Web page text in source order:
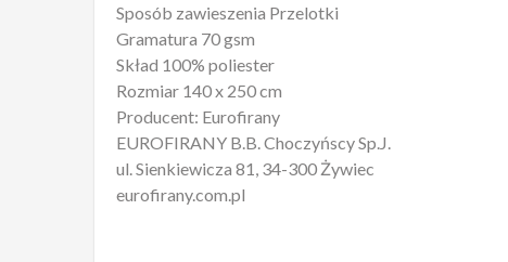
Sposób zawieszenia Przelotki
Gramatura 70 gsm
Skład 100% poliester
Rozmiar 140 x 250 cm
Producent: Eurofirany
EUROFIRANY B.B. Choczyńscy Sp.J.
ul. Sienkiewicza 81, 34-300 Żywiec
eurofirany.com.pl